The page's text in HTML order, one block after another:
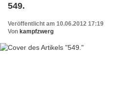
549.
Veröffentlicht am 10.06.2012 17:19
Von kampfzwerg